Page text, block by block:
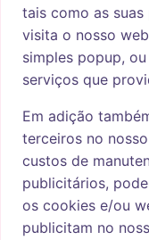
tais como as
visita o nosso
simples popup,
serviços que
Em adição
terceiros no
custos de
publicitários,
os cookies e/ou
publicitam no